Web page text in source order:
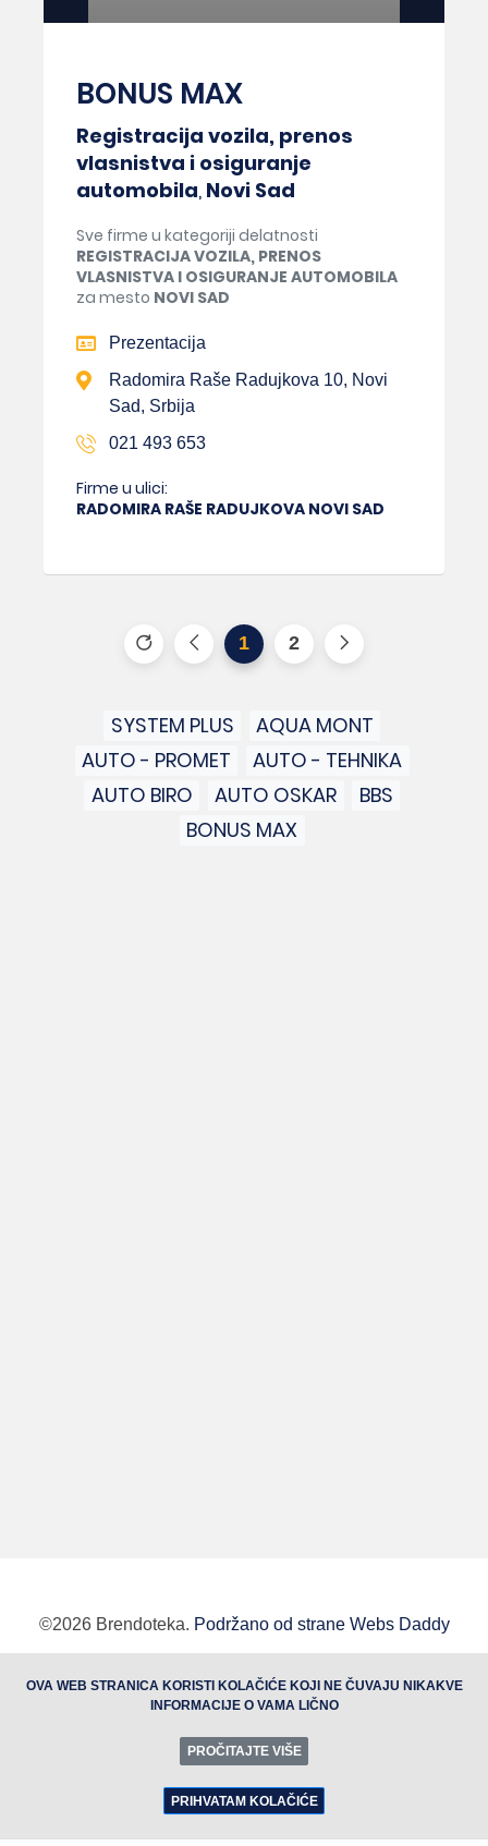
BONUS MAX
Registracija vozila, prenos
vlasnistva i osiguranje
automobila, Novi Sad
Sve firme u kategoriji delatnosti
REGISTRACIJA VOZILA, PRENOS
VLASNISTVA I OSIGURANJE AUTOMOBILA
za mesto NOVI SAD
Prezentacija
Radomira Raše Radujkova 10, Novi
Sad, Srbija
021 493 653
Firme u ulici:
RADOMIRA RAŠE RADUJKOVA NOVI SAD
1 2
SYSTEM PLUS
AQUA MONT
AUTO - PROMET
AUTO - TEHNIKA
AUTO BIRO
AUTO OSKAR
BBS
BONUS MAX
©2026 Brendoteka. Podržano od strane Webs Daddy
optimizacija sajtova, web marketing
OVA WEB STRANICA KORISTI KOLAČIĆE KOJI NE ČUVAJU NIKAKVE
INFORMACIJE O VAMA LIČNO
PROČITAJTE VIŠE
PRIHVATAM KOLAČIĆE